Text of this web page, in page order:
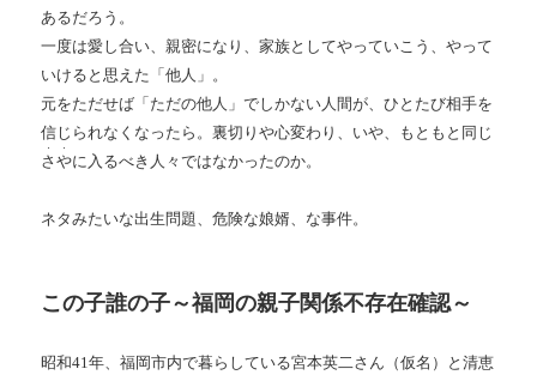
あるだろう。
一度は愛し合い、親密になり、家族としてやっていこう、やって
いけると思えた「他人」。
元をただせば「ただの他人」でしかない人間が、ひとたび相手を
信じられなくなったら。裏切りや心変わり、いや、もともと同じ
さや
・・
に入るべき人々ではなかったのか。
ネタみたいな出生問題、危険な娘婿、な事件。
この子誰の子～福岡の親子関係不存在確認～
昭和41年、福岡市内で暮らしている宮本英二さん（仮名）と清恵